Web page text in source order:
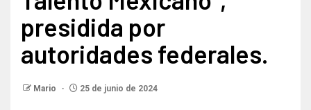
presidida por
autoridades federales.
Mario 25 de junio de 2024